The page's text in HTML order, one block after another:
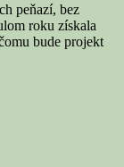
peňazí, bez
roku získala
bude projekt